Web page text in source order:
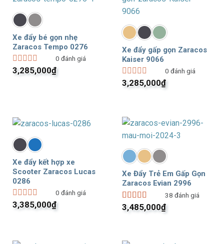
Xe đẩy bé gọn nhẹ
Zaracos Tempo 0276
Được
0 đánh giá
3,285,000₫
Xe đẩy gấp gọn Zaracos
Kaiser 9066
Được
sao
0 đánh giá
3,285,000₫
Xe đẩy kết hợp xe
Scooter Zaracos Lucas
0286
Được
0 đánh giá
3,385,000₫
Xe Đẩy Trẻ Em Gấp Gọn
Zaracos Evian 2996
Được xếp
38 đánh giá
3,485,000₫